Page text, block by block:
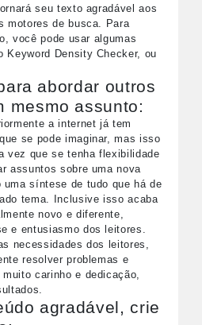
seu texto agradável aos
motores de busca. Para
você pode usar algumas
Keyword Density Checker, ou
abordar outros
mesmo assunto:
a internet já tem
se pode imaginar, mas isso
vez que se tenha flexibilidade
assuntos sobre uma nova
síntese de tudo que há de
tema. Inclusive isso acaba
novo e diferente,
e entusiasmo dos leitores.
necessidades dos leitores,
resolver problemas e
carinho e dedicação,
agradável, crie